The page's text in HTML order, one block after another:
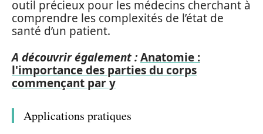
outil précieux pour les médecins cherchant à
comprendre les complexités de l’état de
santé d’un patient.
A découvrir également :Anatomie :
l'importance des parties du corps
commençant par y
Applications pratiques